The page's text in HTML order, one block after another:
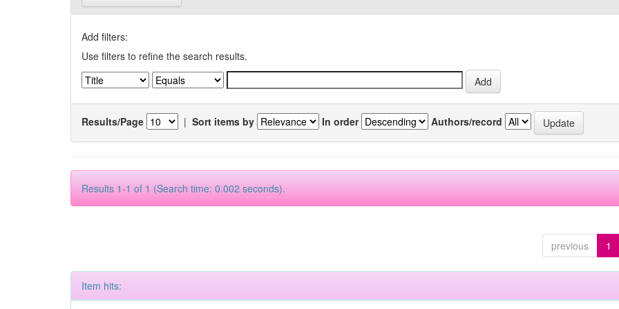
Add filters:
Use filters to refine the search results.
Results/Page | Sort items by In order Authors/record
Results 1-1 of 1 (Search time: 0.002 seconds).
previous 1
Item hits: